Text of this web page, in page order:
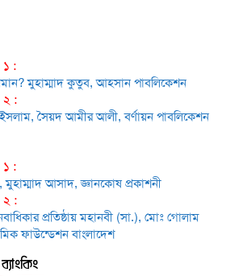
১ :
মুহাম্মাদ কুতুব, আহসান পাবলিকেশন
২ :
সৈয়দ আমীর আলী, বর্ণায়ন পাবলিকেশন
১ :
মুহাম্মাদ আসাদ, জ্ঞানকোষ প্রকাশনী
২ :
প্রতিষ্ঠায় মহানবী (সা.), মোঃ গোলাম
ফাউন্ডেশন বাংলাদেশ